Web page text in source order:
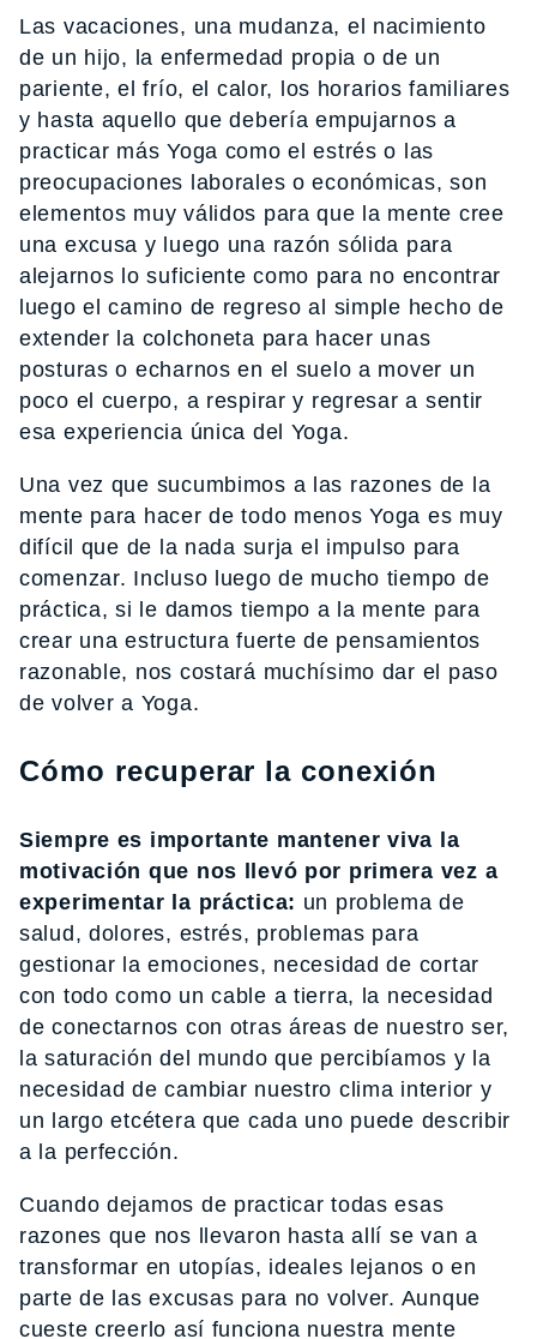
Las vacaciones, una mudanza, el nacimiento
de un hijo, la enfermedad propia o de un
pariente, el frío, el calor, los horarios familiares
y hasta aquello que debería empujarnos a
practicar más Yoga como el estrés o las
preocupaciones laborales o económicas, son
elementos muy válidos para que la mente cree
una excusa y luego una razón sólida para
alejarnos lo suficiente como para no encontrar
luego el camino de regreso al simple hecho de
extender la colchoneta para hacer unas
posturas o echarnos en el suelo a mover un
poco el cuerpo, a respirar y regresar a sentir
esa experiencia única del Yoga.
Una vez que sucumbimos a las razones de la
mente para hacer de todo menos Yoga es muy
difícil que de la nada surja el impulso para
comenzar. Incluso luego de mucho tiempo de
práctica, si le damos tiempo a la mente para
crear una estructura fuerte de pensamientos
razonable, nos costará muchísimo dar el paso
de volver a Yoga.
Cómo recuperar la conexión
Siempre es importante mantener viva la
motivación que nos llevó por primera vez a
experimentar la práctica: un problema de
salud, dolores, estrés, problemas para
gestionar la emociones, necesidad de cortar
con todo como un cable a tierra, la necesidad
de conectarnos con otras áreas de nuestro ser,
la saturación del mundo que percibíamos y la
necesidad de cambiar nuestro clima interior y
un largo etcétera que cada uno puede describir
a la perfección.
Cuando dejamos de practicar todas esas
razones que nos llevaron hasta allí se van a
transformar en utopías, ideales lejanos o en
parte de las excusas para no volver. Aunque
cueste creerlo así funciona nuestra mente